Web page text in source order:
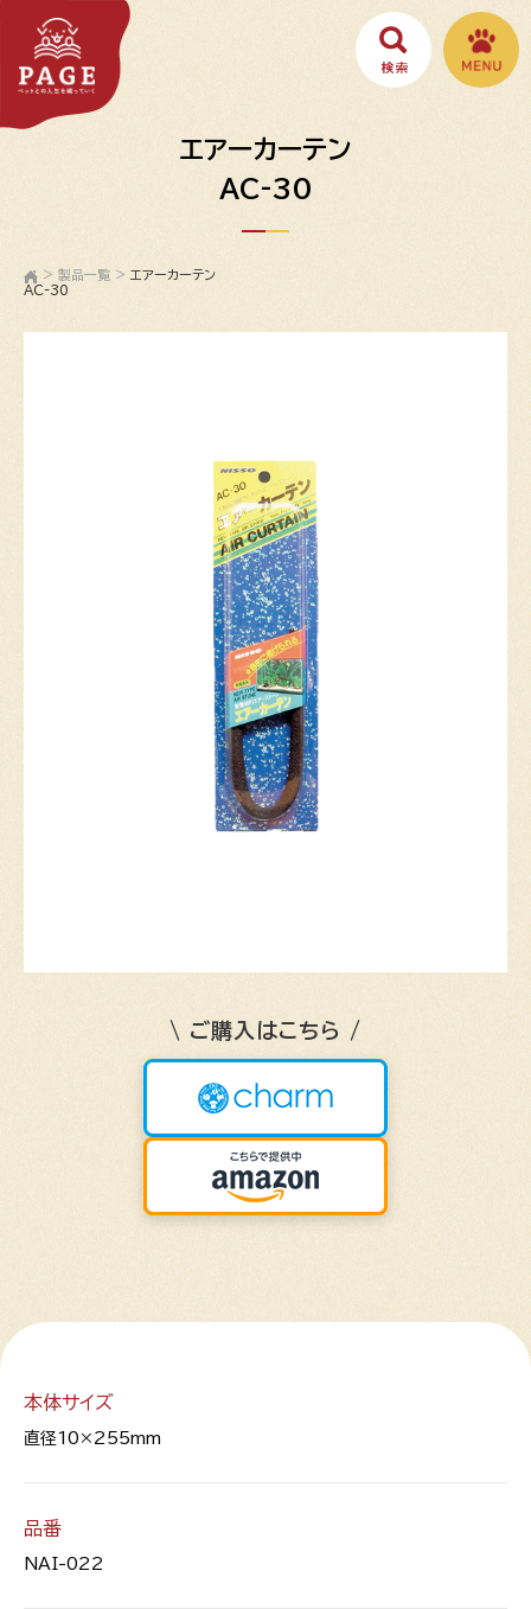
エアーカーテン
AC-30
> 製品一覧 > エアーカーテン
AC-30
\ ご購入はこちら /
本体サイズ
直径10×255mm
品番
NAI-022